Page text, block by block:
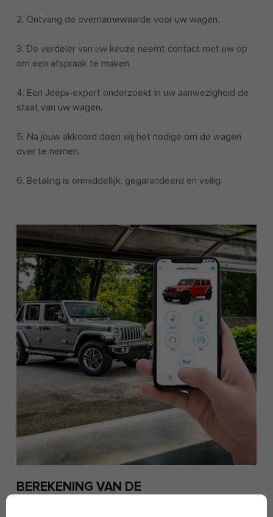
2. Ontvang de overnamewaarde voor uw wagen.
3. De verdeler van uw keuze neemt contact met uw op
om een afspraak te maken.
4. Een Jeep®-expert onderzoekt in uw aanwezigheid de
staat van uw wagen.
5. Na jouw akkoord doen wij het nodige om de wagen
over te nemen.
6. Betaling is onmiddellijk, gegarandeerd en veilig.
BEREKENING VAN DE